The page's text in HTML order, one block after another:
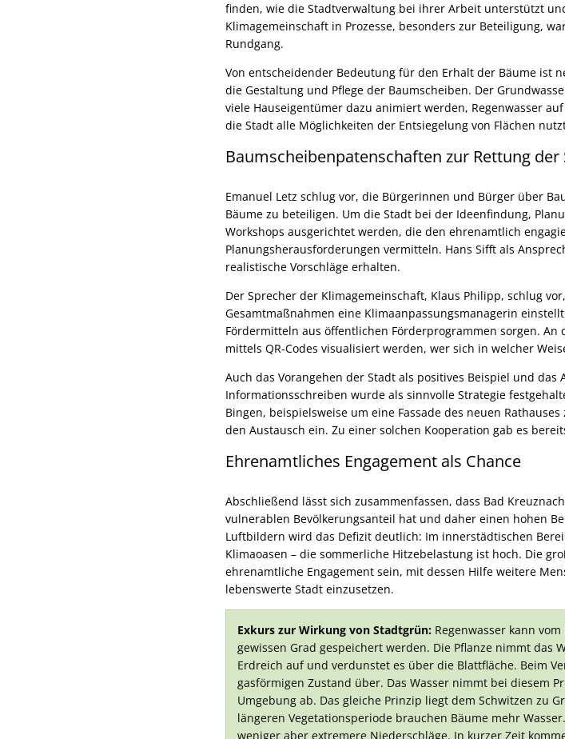
finden, wie die Stadtverwaltung bei ihrer Arbeit unterstützt
Klimagemeinschaft in Prozesse, besonders zur Beteiligung,
Rundgang.
Von entscheidender Bedeutung für den Erhalt der Bäume ist
die Gestaltung und Pflege der Baumscheiben. Der
viele Hauseigentümer dazu animiert werden, Regenwasser
die Stadt alle Möglichkeiten der Entsiegelung von Flächen
Baumscheibenpatenschaften zur Rettung
Emanuel Letz schlug vor, die Bürgerinnen und Bürger über
Bäume zu beteiligen. Um die Stadt bei der Ideenfindung,
Workshops ausgerichtet werden, die den ehrenamtlich
Planungsherausforderungen vermitteln. Hans Sifft als
realistische Vorschläge erhalten.
Der Sprecher der Klimagemeinschaft, Klaus Philipp, schlug
Gesamtmaßnahmen eine Klimaanpassungsmanagerin
Fördermitteln aus öffentlichen Förderprogrammen sorgen.
mittels QR-Codes visualisiert werden, wer sich in welcher
Auch das Vorangehen der Stadt als positives Beispiel und
Informationsschreiben wurde als sinnvolle Strategie
Bingen, beispielsweise um eine Fassade des neuen
den Austausch ein. Zu einer solchen Kooperation gab es
Ehrenamtliches Engagement als Chance
Abschließend lässt sich zusammenfassen, dass Bad
vulnerablen Bevölkerungsanteil hat und daher einen hohen
Luftbildern wird das Defizit deutlich: Im innerstädtischen
Klimaoasen – die sommerliche Hitzebelastung ist hoch. Die
ehrenamtliche Engagement sein, mit dessen Hilfe weitere
lebenswerte Stadt einzusetzen.
Exkurs zur Wirkung von Stadtgrün: Regenwasser kann
gewissen Grad gespeichert werden. Die Pflanze nimmt das
Erdreich auf und verdunstet es über die Blattfläche. Beim
gasförmigen Zustand über. Das Wasser nimmt bei diesem
Umgebung ab. Das gleiche Prinzip liegt dem Schwitzen zu
längeren Vegetationsperiode brauchen Bäume mehr
weniger aber extremere Niederschläge. In kurzer Zeit